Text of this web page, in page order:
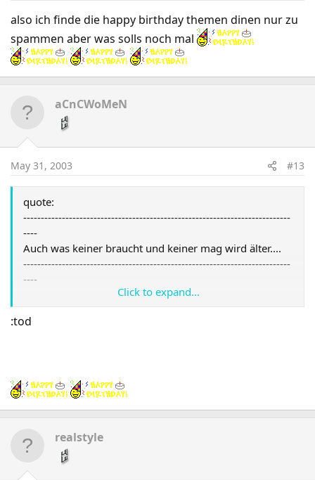
also ich finde die happy birthday themen dinen nur zu
spammen aber was solls noch mal
aCnCWoMeN
May 31, 2003 #13
quote:
----------------------------------------------------------------------------
----
Auch was keiner braucht und keiner mag wird älter....
----------------------------------------------------------------------------
----
Click to expand...
:tod
realstyle